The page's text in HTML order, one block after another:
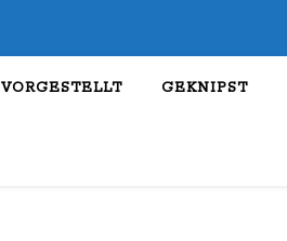
VORGESTELLT GEKNIPST